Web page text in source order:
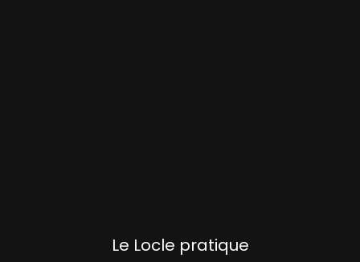
Le Locle pratique